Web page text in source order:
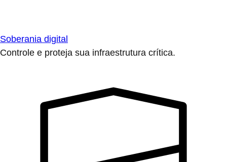
Soberania digital
Controle e proteja sua infraestrutura crítica.